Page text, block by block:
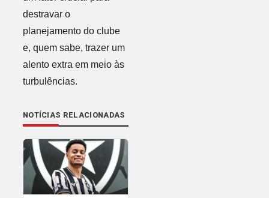
destravar o
planejamento do clube
e, quem sabe, trazer um
alento extra em meio às
turbulências.
NOTÍCIAS RELACIONADAS